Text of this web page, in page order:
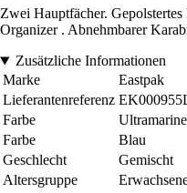
Zwei Hauptfächer.
Organizer . Abnehmbarer
Zusätzliche Informationen
Marke
Eastpak
Lieferantenreferenz
Farbe
Ultramarine
Farbe
Blau
Geschlecht
Gemischt
Altersgruppe